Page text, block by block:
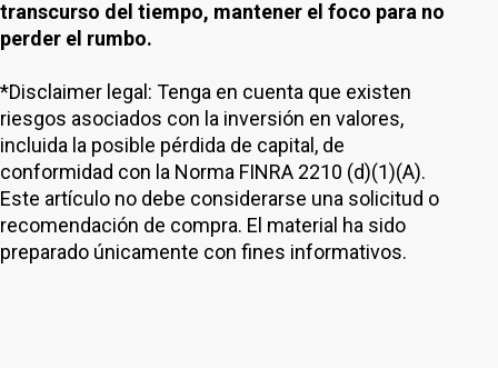
transcurso del tiempo, mantener el foco para no
perder el rumbo.
*Disclaimer legal: Tenga en cuenta que existen
riesgos asociados con la inversión en valores,
incluida la posible pérdida de capital, de
conformidad con la Norma FINRA 2210 (d)(1)(A).
Este artículo no debe considerarse una solicitud o
recomendación de compra. El material ha sido
preparado únicamente con fines informativos.